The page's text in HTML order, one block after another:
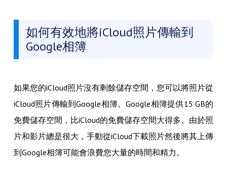
如何有效地將iCloud照片傳輸到
Google相簿
如果您的iCloud照片沒有剩餘儲存空間，您可以將照片從
iCloud照片傳輸到Google相簿。Google相簿提供15 GB的
免費儲存空間，比iCloud的免費儲存空間大得多。由於照
片和影片總是很大，手動從iCloud下載照片然後將其上傳
到Google相簿可能會浪費您大量的時間和精力。